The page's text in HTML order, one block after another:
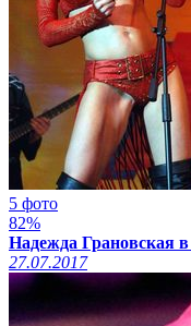
5 фото
82%
Надежда Грановская
27.07.2017